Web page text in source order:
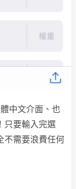
中文介面、也
只要輸入完選
不需要浪費任何